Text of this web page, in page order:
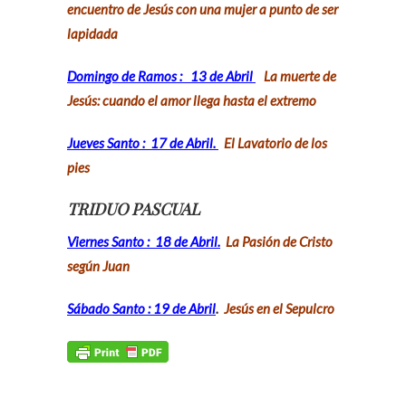
encuentro de Jesús con una mujer a punto de ser
lapidada
Domingo de Ramos : 13 de Abril
La muerte de
Jesús: cuando el amor llega hasta el extremo
Jueves Santo : 17 de Abril. El Lavatorio de los
pies
TRIDUO PASCUAL
Viernes Santo : 18 de Abril. La Pasión de Cristo
según Juan
Sábado Santo : 19 de Abril. Jesús en el Sepulcro